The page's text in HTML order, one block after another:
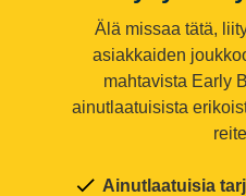
Älä missaa tätä,
asiakkaiden
mahtavista Early
ainutlaatuisista
Ainutlaatuisia